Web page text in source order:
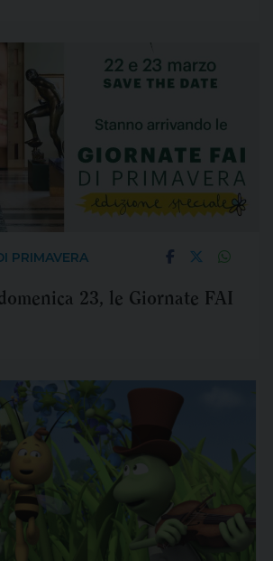
PRIMAVERA
23, le Giornate FAI